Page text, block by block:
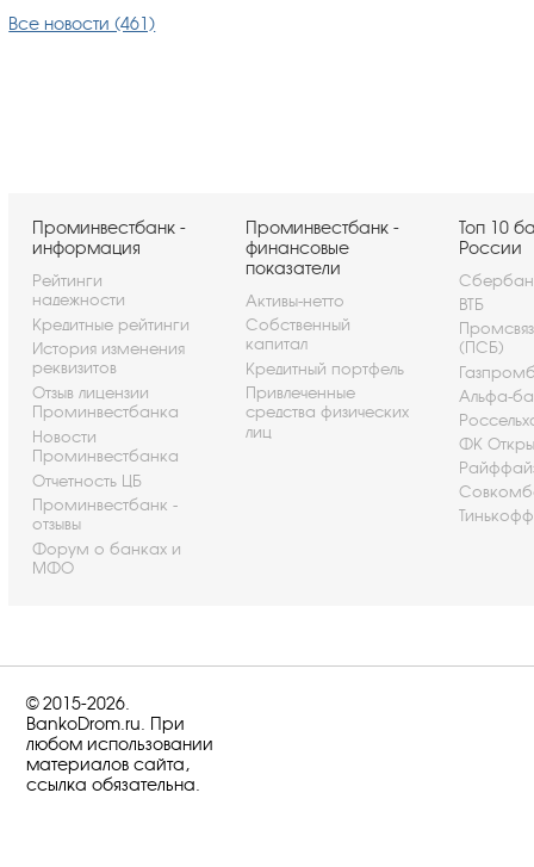
Все новости (461)
Проминвестбанк -
информация
Рейтинги
надежности
Кредитные рейтинги
История изменения
реквизитов
Отзыв лицензии
Проминвестбанка
Новости
Проминвестбанка
Отчетность ЦБ
Проминвестбанк -
отзывы
Форум о банках и
МФО
Проминвестбанк -
финансовые
показатели
Активы-нетто
Собственный
капитал
Кредитный портфель
Привлеченные
средства физических
лиц
Топ 10
России
ВТБ
(ПСБ)
Альфа-
ФК
© 2015-2026.
BankoDrom.ru. При
любом использовании
материалов сайта,
ссылка обязательна.